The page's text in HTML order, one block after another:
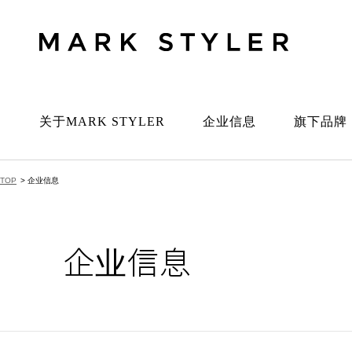
关于MARK STYLER 企业信息 旗下品牌
TOP > 企业信息
企业信息